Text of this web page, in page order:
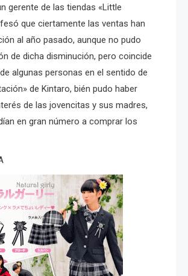
gerente de las tiendas «Little
que ciertamente las ventas han
al año pasado, aunque no pudo
de dicha disminución, pero coincide
algunas personas en el sentido de
de Kintaro, bién pudo haber
de las jovencitas y sus madres,
en gran número a comprar los